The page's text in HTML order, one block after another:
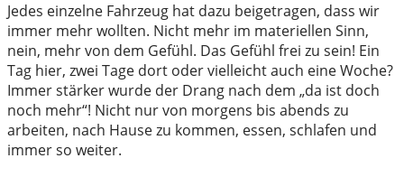
Jedes einzelne Fahrzeug hat dazu beigetragen, dass wir
immer mehr wollten. Nicht mehr im materiellen Sinn,
nein, mehr von dem Gefühl. Das Gefühl frei zu sein! Ein
Tag hier, zwei Tage dort oder vielleicht auch eine Woche?
Immer stärker wurde der Drang nach dem „da ist doch
noch mehr“! Nicht nur von morgens bis abends zu
arbeiten, nach Hause zu kommen, essen, schlafen und
immer so weiter.